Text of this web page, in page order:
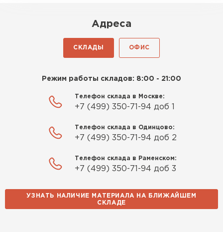
Адреса
СКЛАДЫ ОФИС
Режим работы складов: 8:00 - 21:00
Телефон склада в Москве:
+7 (499) 350-71-94 доб 1
Телефон склада в Одинцово:
+7 (499) 350-71-94 доб 2
Телефон склада в Раменском:
+7 (499) 350-71-94 доб 3
УЗНАТЬ НАЛИЧИЕ МАТЕРИАЛА НА БЛИЖАЙШЕМ
СКЛАДЕ